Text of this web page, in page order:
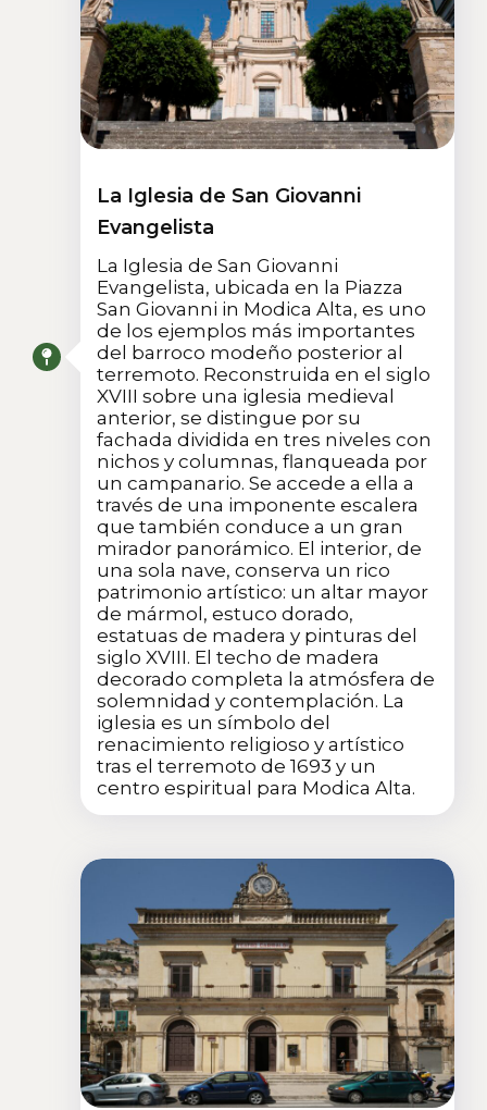
La Iglesia de San Giovanni
Evangelista
La Iglesia de San Giovanni
Evangelista, ubicada en la Piazza
San Giovanni in Modica Alta, es uno
de los ejemplos más importantes
del barroco modeño posterior al
terremoto. Reconstruida en el siglo
XVIII sobre una iglesia medieval
anterior, se distingue por su
fachada dividida en tres niveles con
nichos y columnas, flanqueada por
un campanario. Se accede a ella a
través de una imponente escalera
que también conduce a un gran
mirador panorámico. El interior, de
una sola nave, conserva un rico
patrimonio artístico: un altar mayor
de mármol, estuco dorado,
estatuas de madera y pinturas del
siglo XVIII. El techo de madera
decorado completa la atmósfera de
solemnidad y contemplación. La
iglesia es un símbolo del
renacimiento religioso y artístico
tras el terremoto de 1693 y un
centro espiritual para Modica Alta.